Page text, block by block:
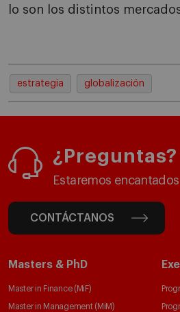
lo son los distintos
estrategia globalización
¿Preguntas?
Estaremos
CONTÁCTANOS
Masters & PhD
Master in Finance (MiF)
Master in Management (MiM)